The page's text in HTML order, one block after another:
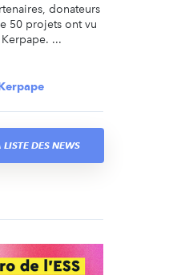
donateurs
50 projets ont vu
...
DES NEWS